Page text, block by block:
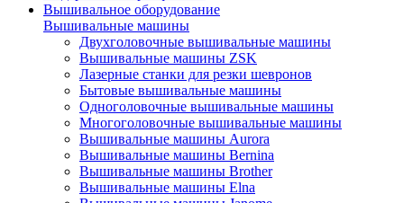
Вышивальное оборудование
Вышивальные машины
Двухголовочные вышивальные машины
Вышивальные машины ZSK
Лазерные станки для резки шевронов
Бытовые вышивальные машины
Одноголовочные вышивальные машины
Многоголовочные вышивальные машины
Вышивальные машины Aurora
Вышивальные машины Bernina
Вышивальные машины Brother
Вышивальные машины Elna